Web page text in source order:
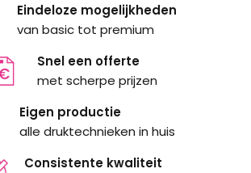
Eindeloze mogelijkheden
van basic tot premium
Snel een offerte
met scherpe prijzen
Eigen productie
alle druktechnieken in huis
Consistente kwaliteit